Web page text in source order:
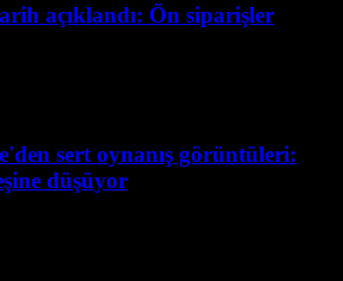
açıklandı: Ön siparişler
sert oynanış görüntüleri:
düşüyor